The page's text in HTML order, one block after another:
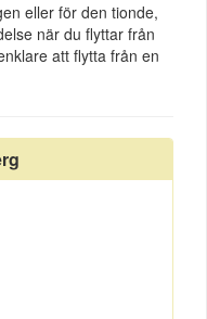
eller för den tionde,
när du flyttar från
att flytta från en